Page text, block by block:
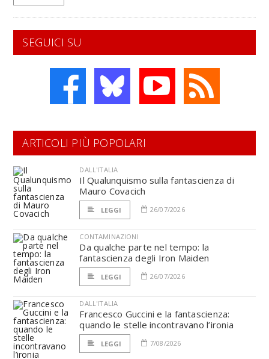
SEGUICI SU
ARTICOLI PIÙ POPOLARI
DALL'ITALIA
Il Qualunquismo sulla fantascienza di
Mauro Covacich
LEGGI 26/07/2026
CONTAMINAZIONI
Da qualche parte nel tempo: la
fantascienza degli Iron Maiden
LEGGI 26/07/2026
DALL'ITALIA
Francesco Guccini e la fantascienza:
quando le stelle incontravano l’ironia
LEGGI 7/08/2026